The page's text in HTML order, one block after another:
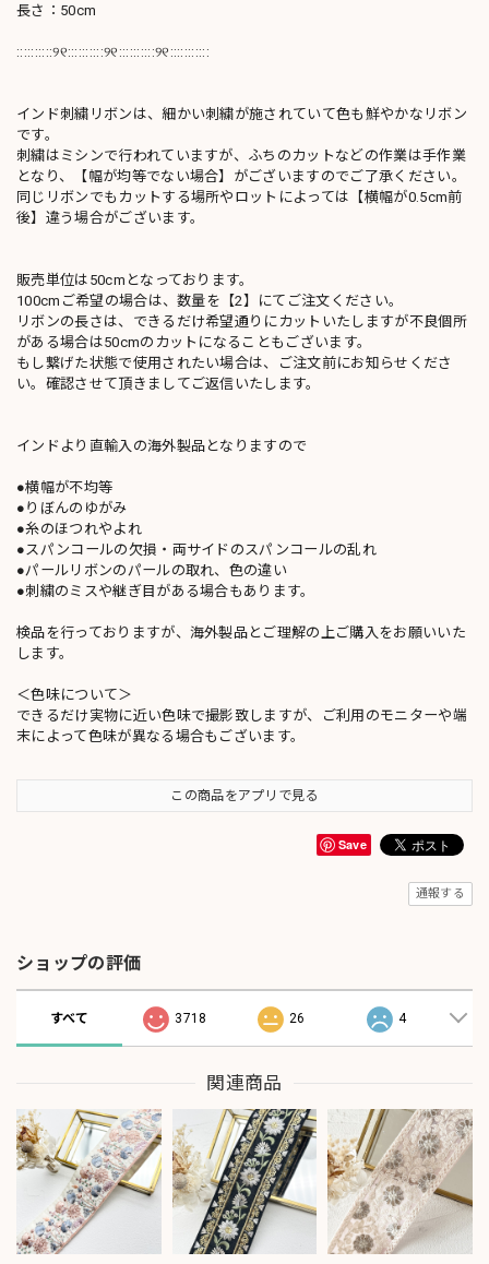
長さ：50cm
::::::::::୨୧::::::::::୨୧::::::::::୨୧:::::::::::
インド刺繍リボンは、細かい刺繍が施されていて色も鮮やかなリボン
です。
刺繍はミシンで行われていますが、ふちのカットなどの作業は手作業
となり、【幅が均等でない場合】がございますのでご了承ください。
同じリボンでもカットする場所やロットによっては【横幅が0.5cm前
後】違う場合がございます。
販売単位は50cmとなっております。
100cmご希望の場合は、数量を【2】にてご注文ください。
リボンの長さは、できるだけ希望通りにカットいたしますが不良個所
がある場合は50cmのカットになることもございます。
もし繋げた状態で使用されたい場合は、ご注文前にお知らせくださ
い。確認させて頂きましてご返信いたします。
インドより直輸入の海外製品となりますので
●横幅が不均等
●りぼんのゆがみ
●糸のほつれやよれ
●スパンコールの欠損・両サイドのスパンコールの乱れ
●パールリボンのパールの取れ、色の違い
●刺繍のミスや継ぎ目がある場合もあります。
検品を行っておりますが、海外製品とご理解の上ご購入をお願いいた
します。
＜色味について＞
できるだけ実物に近い色味で撮影致しますが、ご利用のモニターや端
末によって色味が異なる場合もございます。
この商品をアプリで見る
Save
通報する
ショップの評価
すべて 3718 26 4
関連商品